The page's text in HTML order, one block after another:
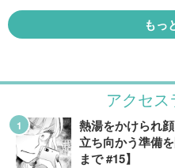
アクセス
熱湯をかけられ
立ち向かう準備
まで #15】